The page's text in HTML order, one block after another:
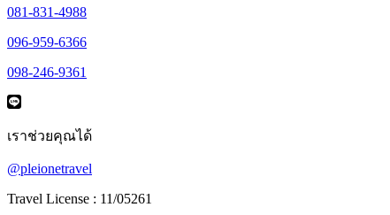
081-831-4988
096-959-6366
098-246-9361
เราช่วยคุณได้
@pleionetravel
Travel License : 11/05261